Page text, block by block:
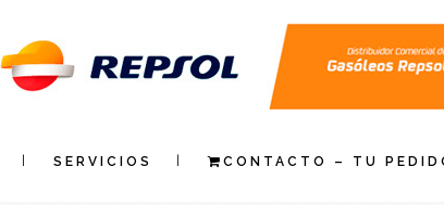
SERVICIOS CONTACTO – TU